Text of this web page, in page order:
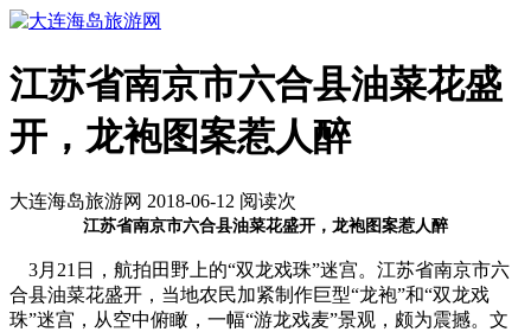
江苏省南京市六合县油菜花盛
开，龙袍图案惹人醉
大连海岛旅游网 2018-06-12 阅读次
江苏省南京市六合县油菜花盛开，龙袍图案惹人醉
3月21日，航拍田野上的“双龙戏珠”迷宫。江苏省南京市六
合县油菜花盛开，当地农民加紧制作巨型“龙袍”和“双龙戏
珠”迷宫，从空中俯瞰，一幅“游龙戏麦”景观，颇为震撼。文